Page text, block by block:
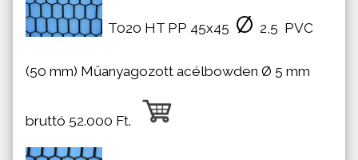
T020 HT PP 45x45 Ø 2,5 PVC
(50 mm) Műanyagozott acélbowden Ø 5 mm
bruttó 52.000 Ft.